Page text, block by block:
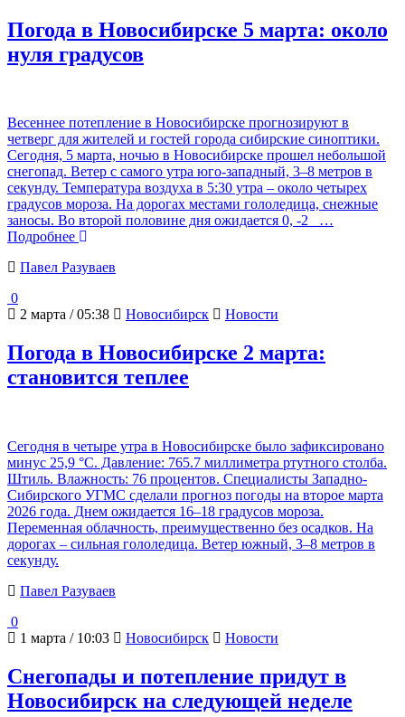
Погода в Новосибирске 5 марта: около
нуля градусов
Весеннее потепление в Новосибирске прогнозируют в
четверг для жителей и гостей города сибирские синоптики.
Сегодня, 5 марта, ночью в Новосибирске прошел небольшой
снегопад. Ветер с самого утра юго-западный, 3–8 метров в
секунду. Температура воздуха в 5:30 утра – около четырех
градусов мороза. На дорогах местами гололедица, снежные
заносы. Во второй половине дня ожидается 0, -2
…
Подробнее
Павел Разуваев
0
2 марта / 05:38
Новосибирск Новости
Погода в Новосибирске 2 марта:
становится теплее
Сегодня в четыре утра в Новосибирске было зафиксировано
минус 25,9 °C. Давление: 765.7 миллиметра ртутного столба.
Штиль. Влажность: 76 процентов. Специалисты Западно-
Сибирского УГМС сделали прогноз погоды на второе марта
2026 года. Днем ожидается 16–18 градусов мороза.
Переменная облачность, преимущественно без осадков. На
дорогах – сильная гололедица. Ветер южный, 3–8 метров в
секунду.
Павел Разуваев
0
1 марта / 10:03
Новосибирск Новости
Снегопады и потепление придут в
Новосибирск на следующей неделе